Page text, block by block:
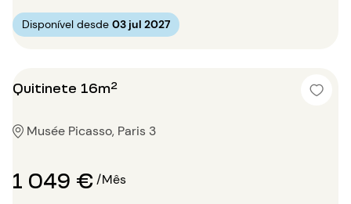
Disponível desde 03 jul 2027
Quitinete 16m²
Musée Picasso, Paris 3
1 049 €/Mês